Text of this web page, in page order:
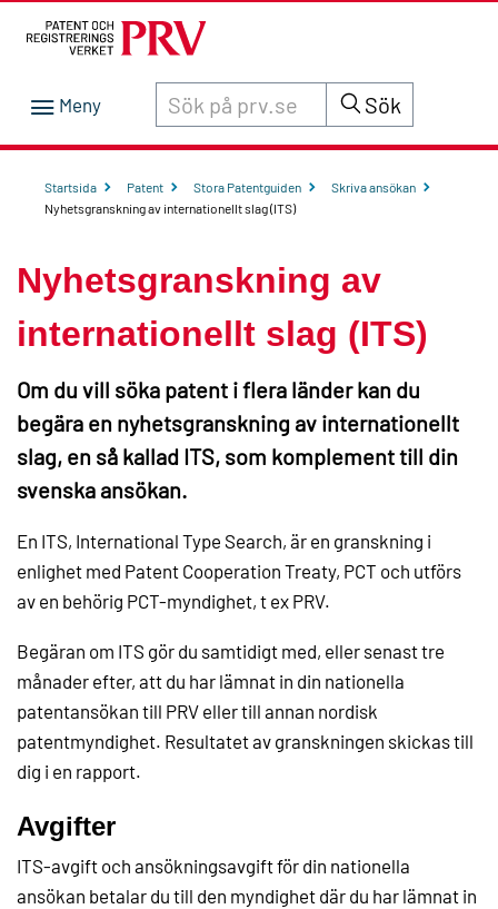
Sök innehåll på siten prv.se Sök
Startsida Patent Stora Patentguiden
Skriva ansökan
Nyhetsgranskning av internationellt slag (ITS)
Nyhetsgranskning av
internationellt slag (ITS)
Om du vill söka patent i flera länder kan du
begära en nyhetsgranskning av internationellt
slag, en så kallad ITS, som komplement till din
svenska ansökan.
En ITS, International Type Search, är en granskning i
enlighet med Patent Cooperation Treaty, PCT och utförs
av en behörig PCT-myndighet, t ex PRV.
Begäran om ITS gör du samtidigt med, eller senast tre
månader efter, att du har lämnat in din nationella
patentansökan till PRV eller till annan nordisk
patentmyndighet. Resultatet av granskningen skickas till
dig i en rapport.
Avgifter
ITS-avgift och ansökningsavgift för din nationella
ansökan betalar du till den myndighet där du har lämnat in